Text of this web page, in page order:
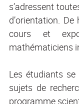
s’adressent
d’orientation.
cours et
mathématiciens
Les étudiants
sujets de
programme